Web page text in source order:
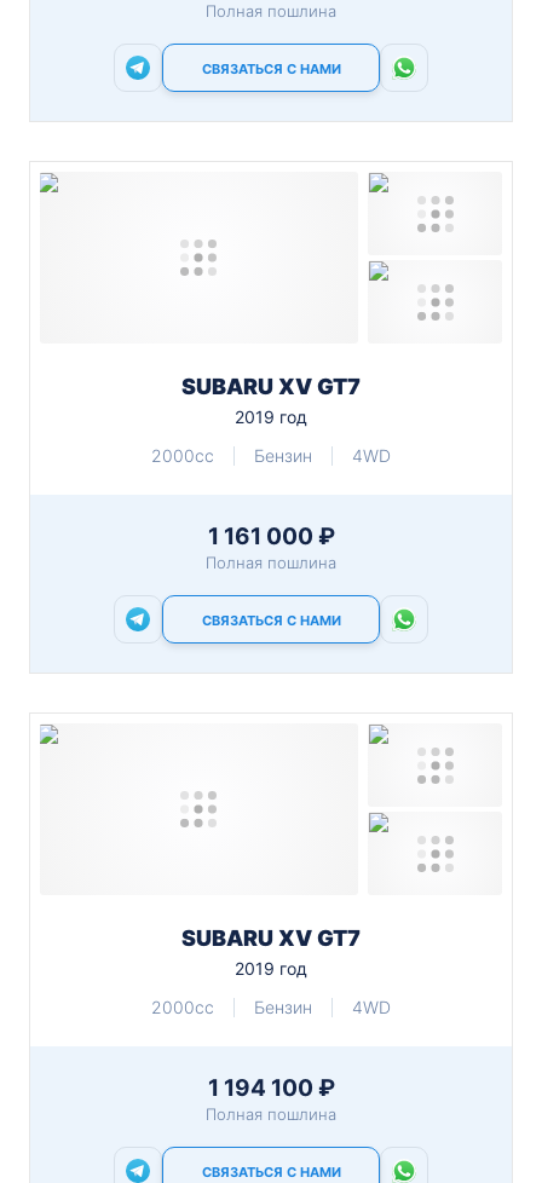
Полная пошлина
СВЯЗАТЬСЯ С НАМИ
SUBARU XV GT7
2019 год
2000cc
Бензин 4WD
1 161 000 ₽
Полная пошлина
СВЯЗАТЬСЯ С НАМИ
SUBARU XV GT7
2019 год
2000cc
Бензин 4WD
1 194 100 ₽
Полная пошлина
СВЯЗАТЬСЯ С НАМИ